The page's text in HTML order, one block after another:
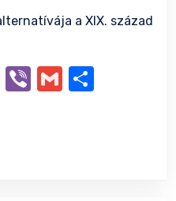
a XIX. század
ViberGmailOssza